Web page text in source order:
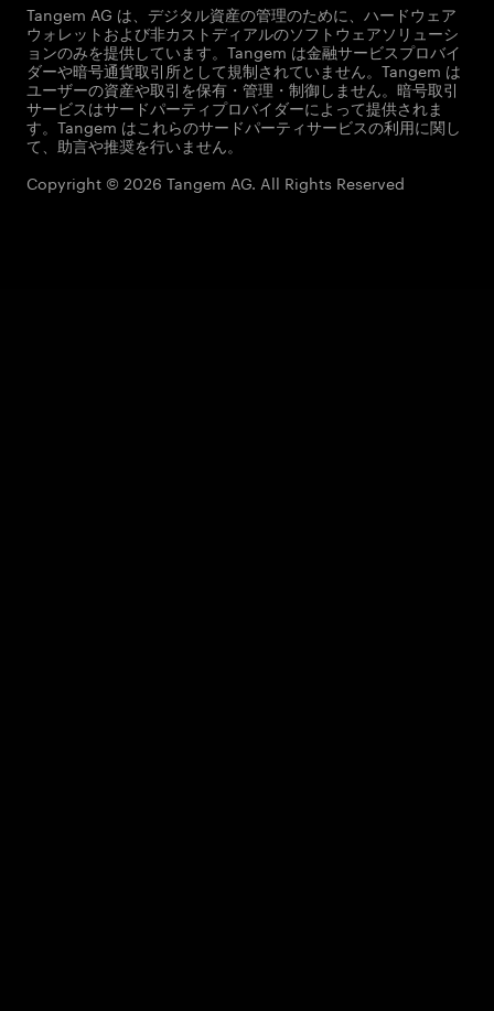
Tangem AG は、デジタル資産の管理のために、ハードウェア
ウォレットおよび非カストディアルのソフトウェアソリューシ
ョンのみを提供しています。Tangem は金融サービスプロバイ
ダーや暗号通貨取引所として規制されていません。Tangem は
ユーザーの資産や取引を保有・管理・制御しません。暗号取引
サービスはサードパーティプロバイダーによって提供されま
す。Tangem はこれらのサードパーティサービスの利用に関し
て、助言や推奨を行いません。